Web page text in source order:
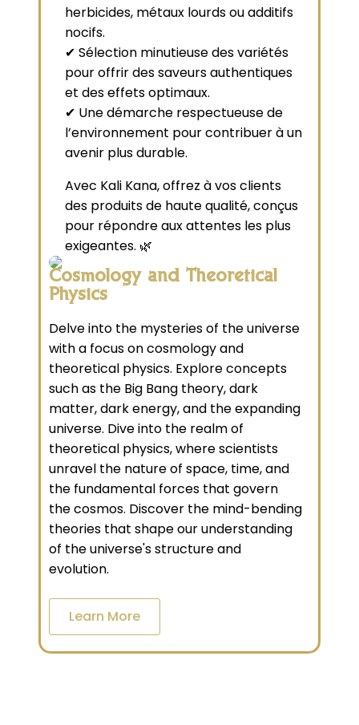
herbicides, métaux lourds ou additifs
nocifs.
✔ Sélection minutieuse des variétés
pour offrir des saveurs authentiques
et des effets optimaux.
✔ Une démarche respectueuse de
l’environnement pour contribuer à un
avenir plus durable.
Avec Kali Kana, offrez à vos clients
des produits de haute qualité, conçus
pour répondre aux attentes les plus
exigeantes. 🌿
Cosmology and Theoretical
Physics
Delve into the mysteries of the universe
with a focus on cosmology and
theoretical physics. Explore concepts
such as the Big Bang theory, dark
matter, dark energy, and the expanding
universe. Dive into the realm of
theoretical physics, where scientists
unravel the nature of space, time, and
the fundamental forces that govern
the cosmos. Discover the mind-bending
theories that shape our understanding
of the universe's structure and
evolution.
Learn More